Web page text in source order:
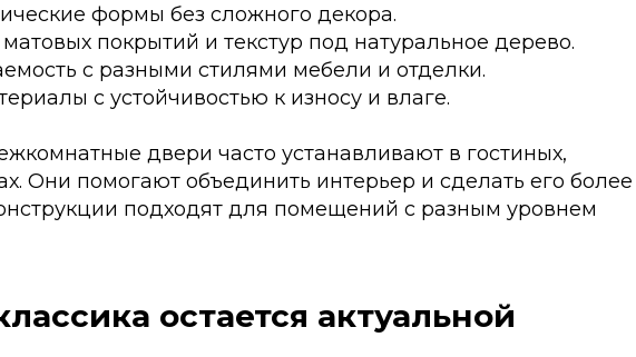
формы без сложного декора.
покрытий и текстур под натуральное дерево.
с разными стилями мебели и отделки.
с устойчивостью к износу и влаге.
двери часто устанавливают в гостиных,
Они помогают объединить интерьер и сделать его более
подходят для помещений с разным уровнем
остается актуальной